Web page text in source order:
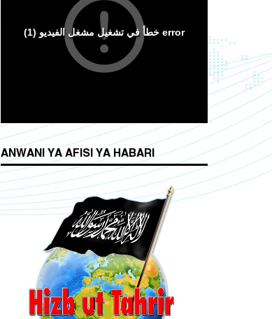
ANWANI YA AFISI YA HABARI